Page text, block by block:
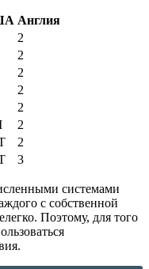
Англия
2
2
2
2
2
2
2
3
системами
с собственной
Поэтому, для того